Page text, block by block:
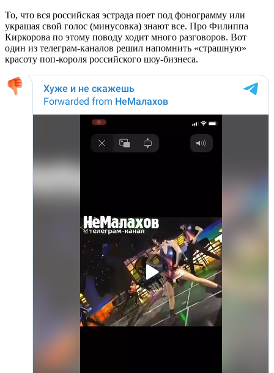
То, что вся российская эстрада поет под фонограмму или
украшая свой голос (минусовка) знают все. Про Филиппа
Киркорова по этому поводу ходит много разговоров. Вот
один из телеграм-каналов решил напомнить «страшную»
красоту поп-короля российского шоу-бизнеса.